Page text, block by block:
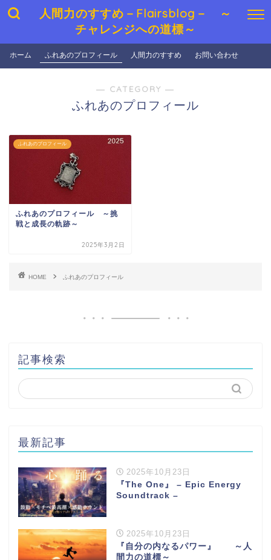
人間力のすすめ－Flairsblog－ ～
チャレンジへの道標～
ホーム ふれあのプロフィール 人間力のすすめ お問い合わせ
― CATEGORY ―
ふれあのプロフィール
ふれあのプロフィール
ふれあのプロフィール ～挑
戦と成長の軌跡～
2025年3月2日
HOME ふれあのプロフィール
記事検索
最新記事
2025年10月23日
『The One』 – Epic Energy
Soundtrack –
2025年10月23日
『自分の内なるパワー』 ～人
間力の道標～